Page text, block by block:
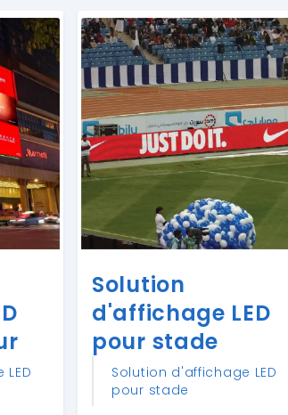
Solution
d'affichage LED
pour stade
Solution d'affichage LED
pour stade